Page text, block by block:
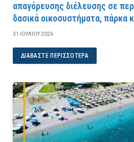
απαγόρευσης διέλευσης σε
δασικά οικοσυστήματα, πάρκα
31 ΙΟΥΛΊΟΥ 2026
ΔΙΑΒΆΣΤΕ ΠΕΡΙΣΣΌΤΕΡΑ